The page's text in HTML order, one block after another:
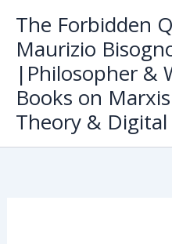
content
The Forbidden
Maurizio
|Philosopher &
Books on
Theory &